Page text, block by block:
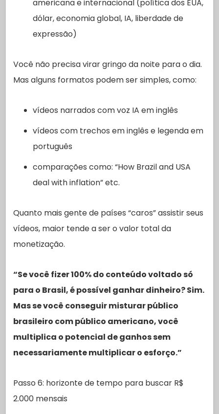
americana e internacional (política dos EUA,
dólar, economia global, IA, liberdade de
expressão)
Você não precisa virar gringo da noite para o dia.
Mas alguns formatos podem ser simples, como:
vídeos narrados com voz IA em inglês
vídeos com trechos em inglês e legenda em
português
comparações como: “How Brazil and USA
deal with inflation” etc.
Quanto mais gente de países “caros” assistir seus
vídeos, maior tende a ser o valor total da
monetização.
“Se você fizer 100% do conteúdo voltado só
para o Brasil, é possível ganhar dinheiro? Sim.
Mas se você conseguir misturar público
brasileiro com público americano, você
multiplica o potencial de ganhos sem
necessariamente multiplicar o esforço.”
Passo 6: horizonte de tempo para buscar R$
2.000 mensais